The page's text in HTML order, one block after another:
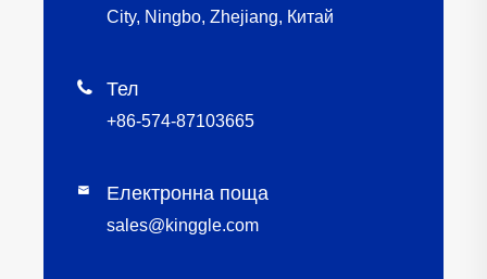
City, Ningbo, Zhejiang, Китай
 Тел
+86-574-87103665
 Електронна поща
sales@kinggle.com